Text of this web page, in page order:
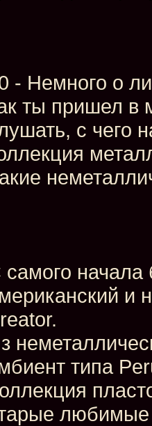
- Немного о
ты пришел в
с чего
самого
и
типа
любимые